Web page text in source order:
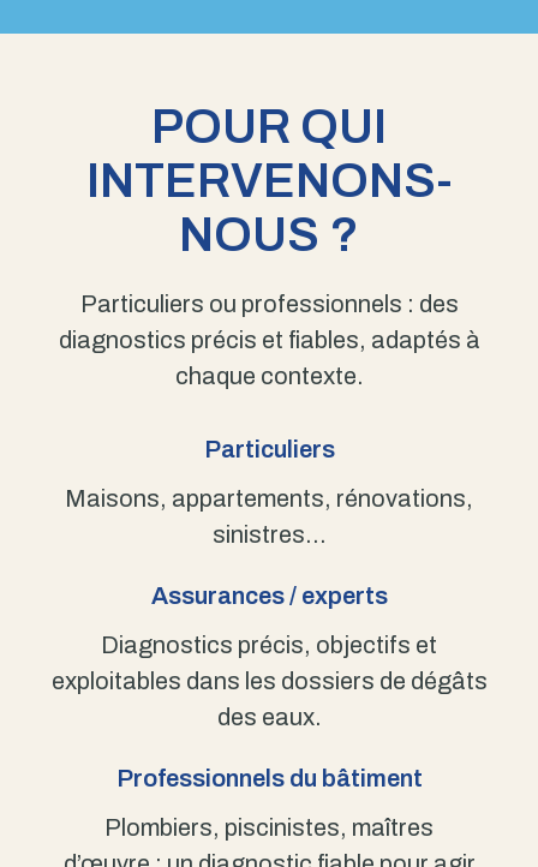
POUR QUI
INTERVENONS-
NOUS ?
Particuliers ou professionnels : des
diagnostics précis et fiables, adaptés à
chaque contexte.
Particuliers
Maisons, appartements, rénovations,
sinistres…
Assurances / experts
Diagnostics précis, objectifs et
exploitables dans les dossiers de dégâts
des eaux.
Professionnels du bâtiment
Plombiers, piscinistes, maîtres